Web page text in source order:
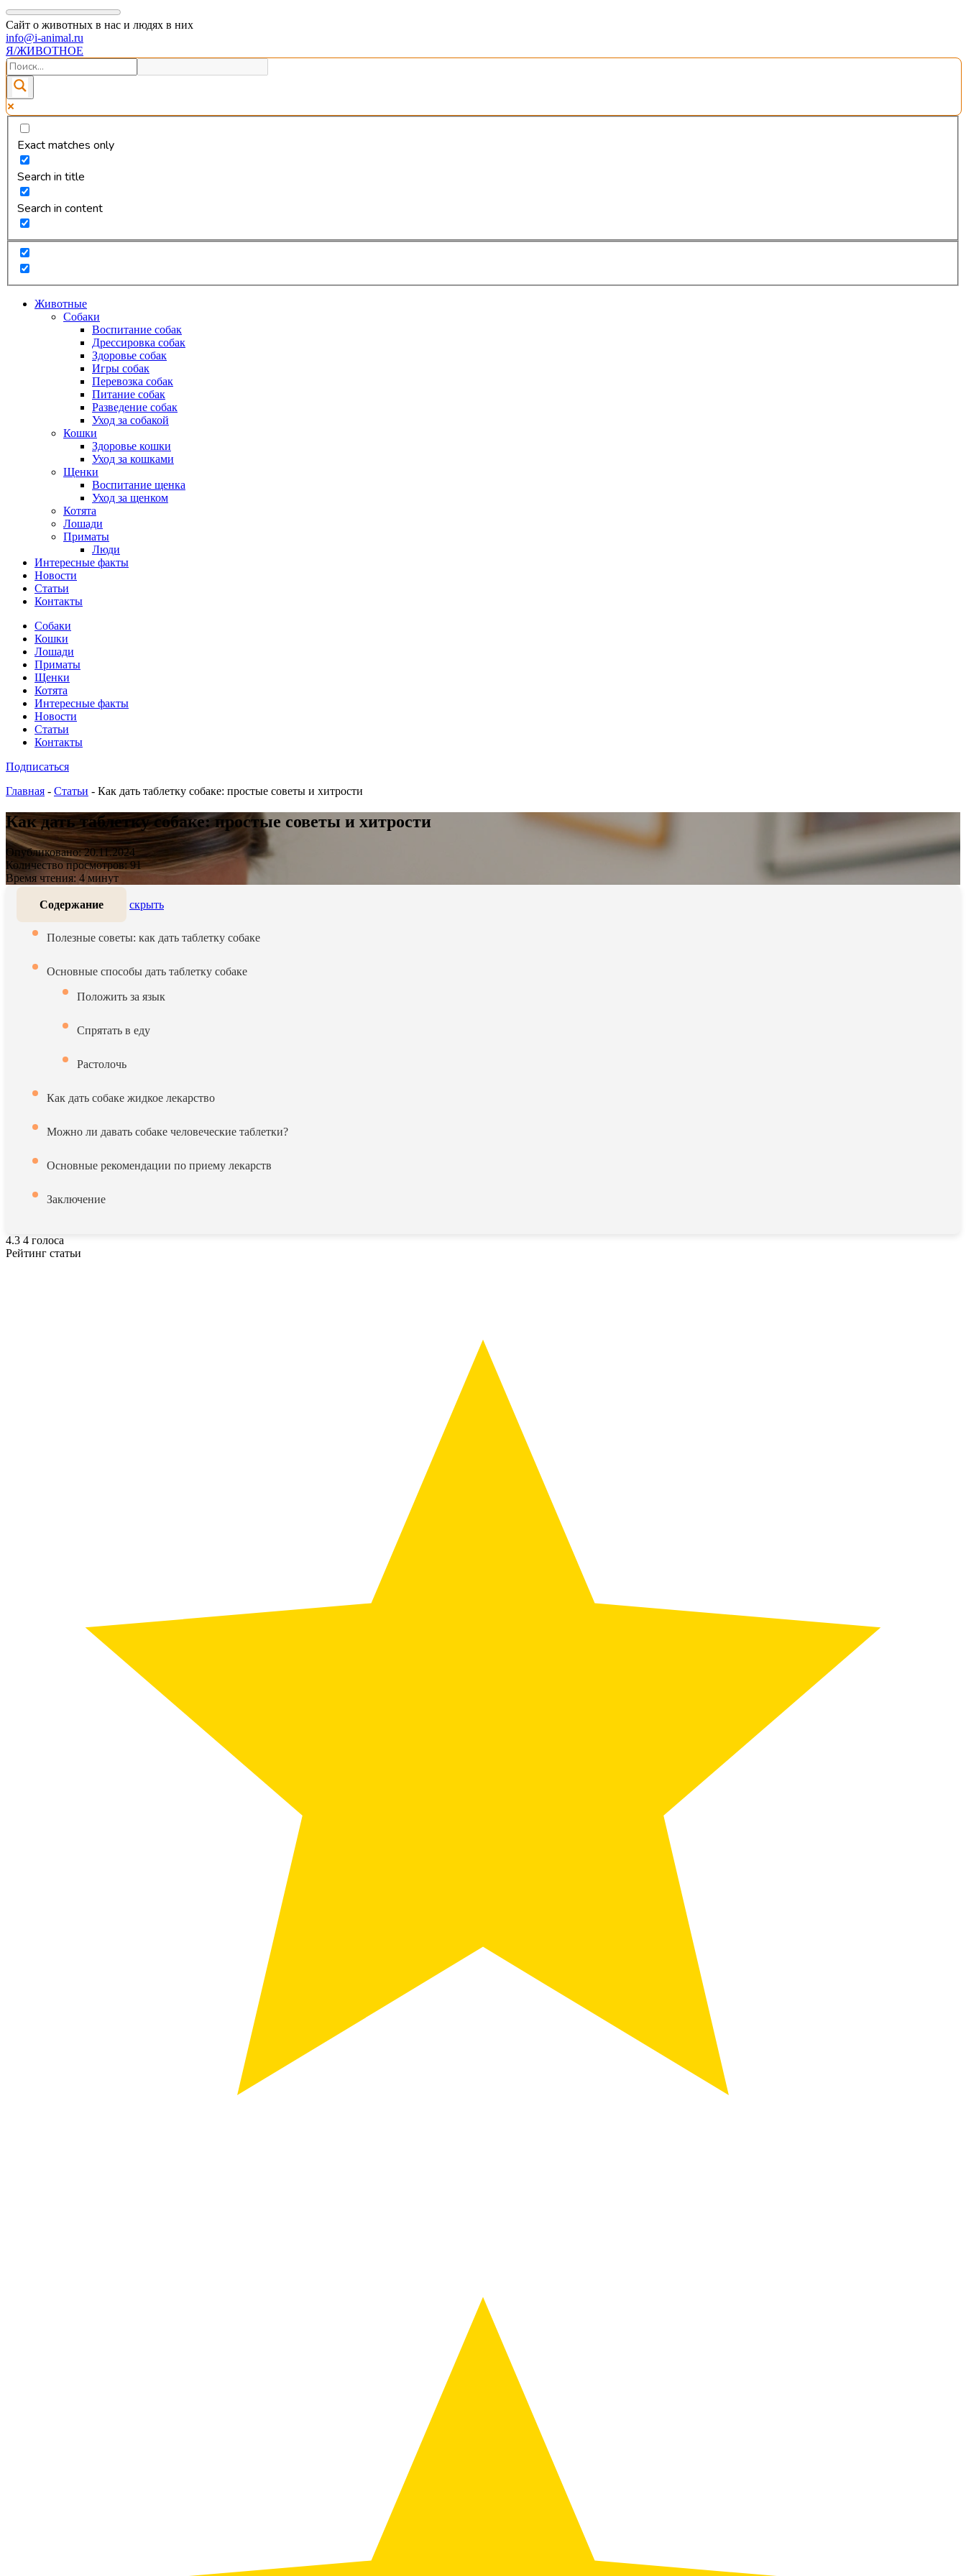
Сайт о животных в нас и людях в них
info@i-animal.ru
Я/ЖИВОТНОЕ
Exact matches only
Search in title
Search in content
Животные
Собаки
Воспитание собак
Дрессировка собак
Здоровье собак
Игры собак
Перевозка собак
Питание собак
Разведение собак
Уход за собакой
Кошки
Здоровье кошки
Уход за кошками
Щенки
Воспитание щенка
Уход за щенком
Котята
Лошади
Приматы
Люди
Интересные факты
Новости
Статьи
Контакты
Собаки
Кошки
Лошади
Приматы
Щенки
Котята
Интересные факты
Новости
Статьи
Контакты
Подписаться
Главная - Статьи - Как дать таблетку собаке: простые советы и хитрости
Как дать таблетку собаке: простые советы и хитрости
Опубликовано: 20.11.2024
Количество просмотров: 91
Время чтения: 4 минут
Содержание скрыть
Полезные советы: как дать таблетку собаке
Основные способы дать таблетку собаке
Положить за язык
Спрятать в еду
Растолочь
Как дать собаке жидкое лекарство
Можно ли давать собаке человеческие таблетки?
Основные рекомендации по приему лекарств
Заключение
4.3 4 голоса
Рейтинг статьи